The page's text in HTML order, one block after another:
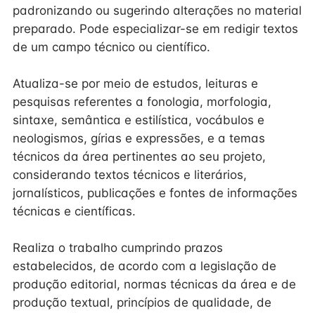
padronizando ou sugerindo alterações no material
preparado. Pode especializar-se em redigir textos
de um campo técnico ou científico.
Atualiza-se por meio de estudos, leituras e
pesquisas referentes a fonologia, morfologia,
sintaxe, semântica e estilística, vocábulos e
neologismos, gírias e expressões, e a temas
técnicos da área pertinentes ao seu projeto,
considerando textos técnicos e literários,
jornalísticos, publicações e fontes de informações
técnicas e científicas.
Realiza o trabalho cumprindo prazos
estabelecidos, de acordo com a legislação de
produção editorial, normas técnicas da área e de
produção textual, princípios de qualidade, de